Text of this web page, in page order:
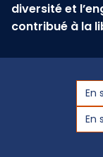
diversité et
contribué à la
En
En